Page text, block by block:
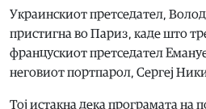
Украинскиот претседател,
пристигна во Париз, каде што
францускиот претседател
неговиот портпарол, Сергеј
Тој истакна дека програмата на